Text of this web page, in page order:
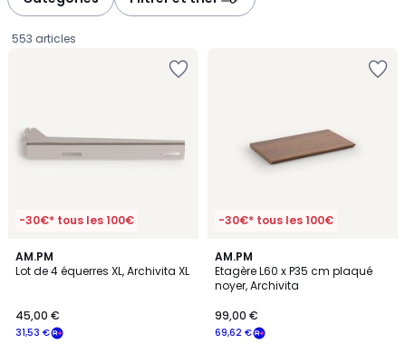
553 articles
-30€* tous les 100€
AM.PM
Lot de 4 équerres XL, Archivita XL
€
souscrivez
31,53 €
45,00 €
4,5
/ 5
2
Couleurs
-30€* tous les 100€
AM.PM
Etagère L60 x P35 cm plaqué
noyer, Archivita
69,62 €
99,00 €
4,8
/ 5